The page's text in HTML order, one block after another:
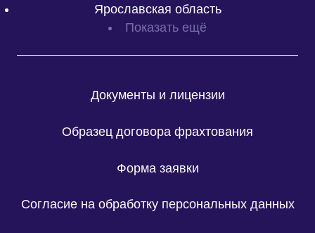
Ярославская область
Показать ещё
Документы и лицензии
Образец договора фрахтования
Форма заявки
Согласие на обработку персональных данных